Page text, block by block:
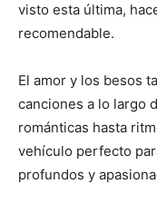
visto esta última,
recomendable.
El amor y los besos
canciones a lo largo
románticas hasta
vehículo perfecto
profundos y